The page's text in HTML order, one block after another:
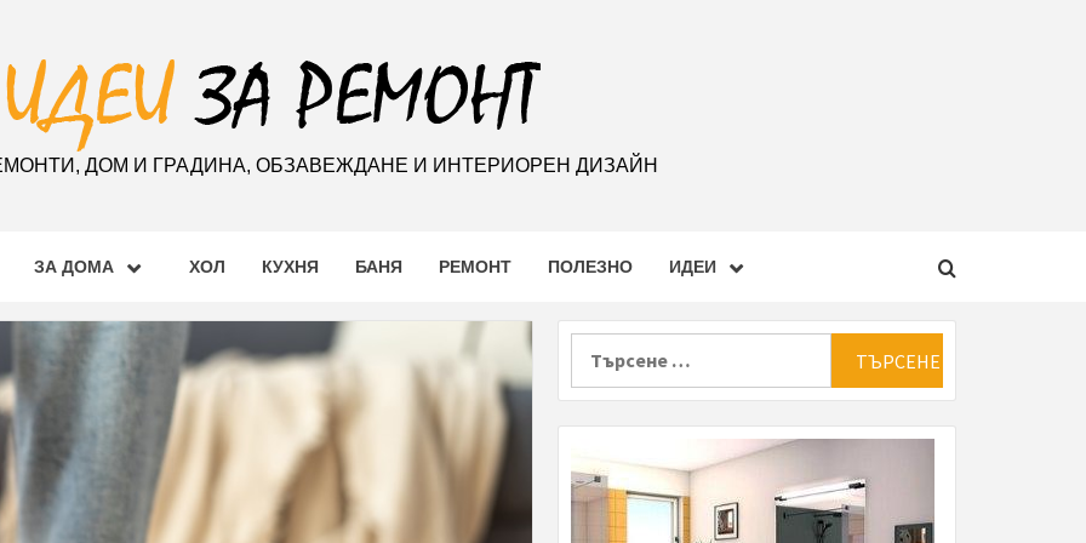
ДОМ И ГРАДИНА, ОБЗАВЕЖДАНЕ И ИНТЕРИОРЕН ДИЗАЙН
ЗА ДОМА ХОЛ КУХНЯ БАНЯ РЕМОНТ ПОЛЕЗНО ИДЕИ